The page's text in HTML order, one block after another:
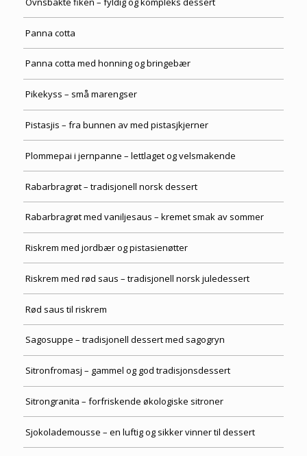
Panna cotta
Panna cotta med honning og bringebær
Pikekyss – små marengser
Pistasjis – fra bunnen av med pistasjkjerner
Plommepai i jernpanne – lettlaget og velsmakende
Rabarbragrøt – tradisjonell norsk dessert
Rabarbragrøt med vaniljesaus – kremet smak av sommer
Riskrem med jordbær og pistasienøtter
Riskrem med rød saus – tradisjonell norsk juledessert
Rød saus til riskrem
Sagosuppe – tradisjonell dessert med sagogryn
Sitronfromasj – gammel og god tradisjonsdessert
Sitrongranita – forfriskende økologiske sitroner
Sjokolademousse – en luftig og sikker vinner til dessert